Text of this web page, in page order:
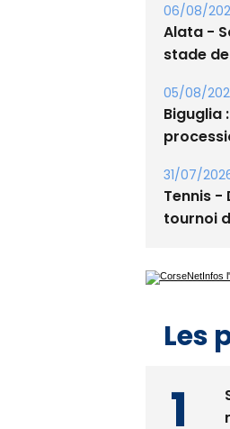
06/08/
Alata -
stade
05/08/
Biguglia
31/07/
Tennis -
tournoi
Les